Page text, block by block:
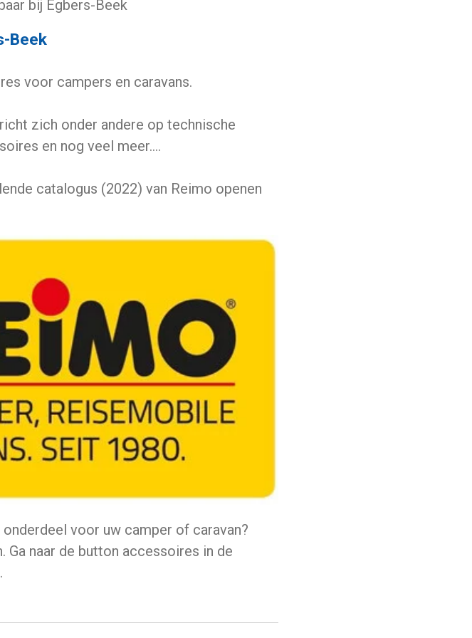
bij Egbers-Beek
Beek
voor campers en caravans.
zich onder andere op technische
en nog veel meer....
catalogus (2022) van Reimo openen
voor uw camper of caravan?
Ga naar de button accessoires in de